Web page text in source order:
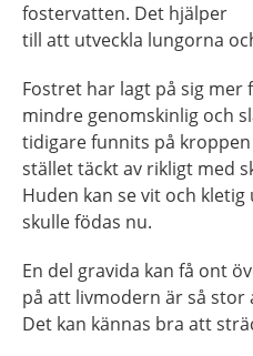
fostervatten. Det hjälper
till att utveckla lungorna
Fostret har lagt på sig mer
mindre genomskinlig och
tidigare funnits på
stället täckt av rikligt med
Huden kan se vit och
skulle födas nu.
En del gravida kan få ont
på att livmodern är så
Det kan kännas bra att